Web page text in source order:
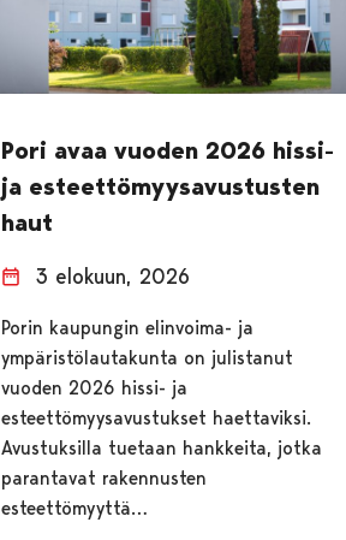
Pori avaa vuoden 2026 hissi-
ja esteettömyysavustusten
haut
3 elokuun, 2026
Porin kaupungin elinvoima- ja
ympäristölautakunta on julistanut
vuoden 2026 hissi- ja
esteettömyysavustukset haettaviksi.
Avustuksilla tuetaan hankkeita, jotka
parantavat rakennusten
esteettömyyttä…